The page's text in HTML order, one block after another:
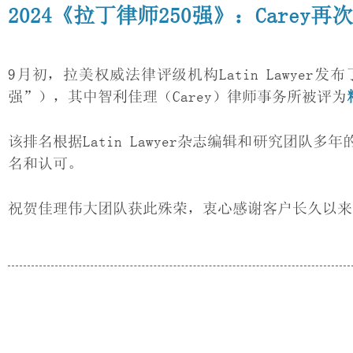
2024《拉丁律师250强》：Carey再
9月初，拉美权威法律评级机构Latin Lawyer发
强”），其中智利佳理（Carey）律师事务所被评为
该排名根据Latin Lawyer杂志编辑和研究团队多年
名和认可。
祝贺佳理伟大团队获此殊荣，衷心感谢客户长久以